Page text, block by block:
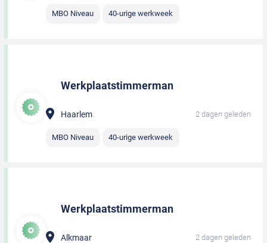
MBO Niveau 40-urige werkweek
Werkplaatstimmerman
Haarlem 2 dagen geleden
MBO Niveau 40-urige werkweek
Werkplaatstimmerman
Alkmaar 2 dagen geleden